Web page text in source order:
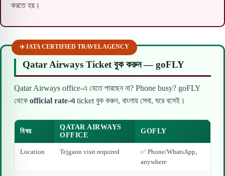
করতে হয়।
✈️ IATA CERTIFIED TRAVEL AGENCY
Qatar Airways Ticket বুক করুন — goFLY
Qatar Airways office-এ যেতে পারছেন না? Phone busy? goFLY
থেকে official rate-এ ticket বুক করুন, বাংলায় সেবা, ঘরে বসেই।
বিষয়
QATAR AIRWAYS
OFFICE
GOFLY
Location Tejgaon visit required
✅ Phone/WhatsApp,
anywhere